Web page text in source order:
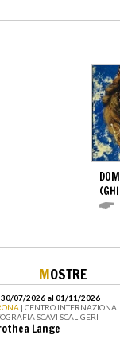
MOSTRE
07/2026 al 01/11/2026
| CENTRO
SCAVI SCALIGERI
Lange